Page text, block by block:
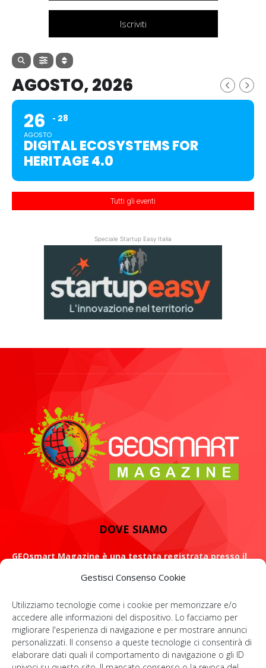
Gestisci Consenso Cookie
Utilizziamo tecnologie come i cookie per memorizzare e/o
accedere alle informazioni del dispositivo. Lo facciamo per
migliorare l'esperienza di navigazione e per mostrare annunci
personalizzati. Il consenso a queste tecnologie ci consentirà di
elaborare dati quali il comportamento di navigazione o gli ID
Iscriviti
AGOSTO, 2026
26
AGOSTO
28
DIGITAL ECOSYSTEMS FOR
HERITAGE 4.0
Tutti gli eventi
Speciale Startup Easy Italia
DOVE SIAMO
GEOsmart Magazine è una testata registrata presso il
ROMA: Via Casilina 98, 00182
Contattaci:info@geosmartmagazine.it